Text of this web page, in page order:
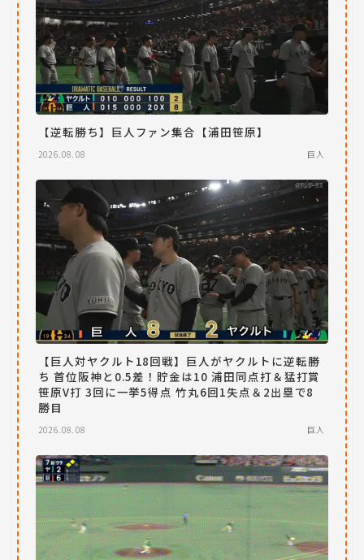
【逆転勝ち】巨人ファン集合【浦田笹原】
2026.08.08 巨人
【巨人対ヤクルト18回戦】巨人がヤクルトに逆転勝
ち 首位阪神と0.5差！貯金は10 浦田同点打＆猛打賞
笹原V打 3回に一挙5得点 竹丸6回1失点＆2出塁で8
勝目
2026.08.08 巨人